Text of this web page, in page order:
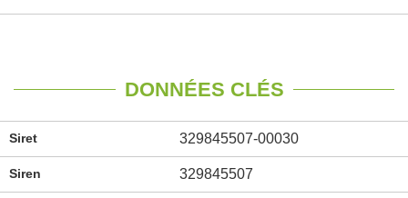
DONNÉES CLÉS
Siret 329845507-00030
Siren 329845507